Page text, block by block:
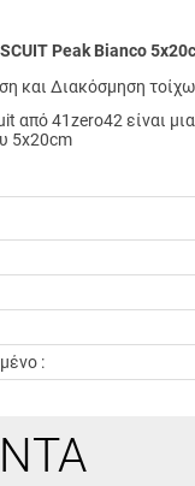
Peak Bianco
και Διακόσμηση
από 41zero42 είναι
5x20cm
: